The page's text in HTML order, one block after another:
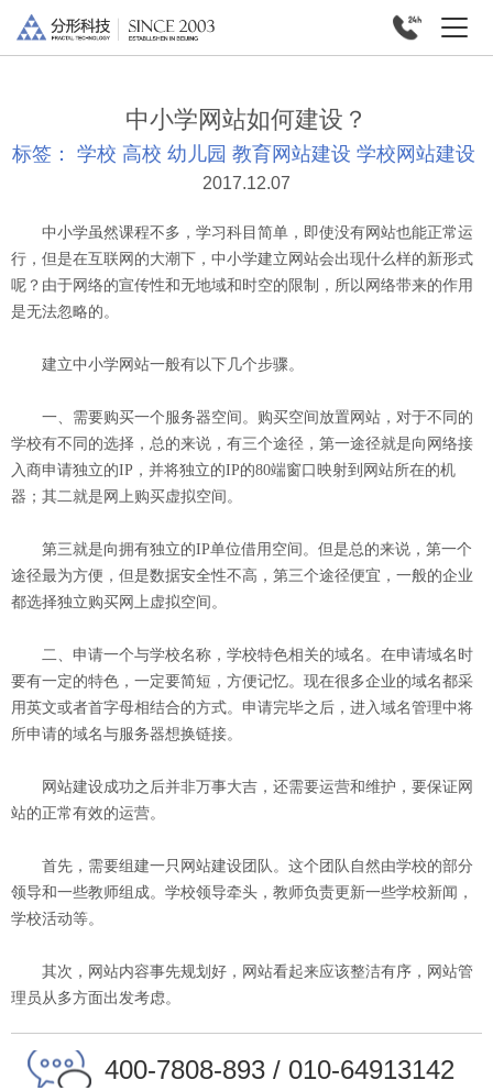
中小学网站如何建设？
标签： 学校 高校 幼儿园 教育网站建设 学校网站建设
2017.12.07
中小学虽然课程不多，学习科目简单，即使没有网站也能正常运
行，但是在互联网的大潮下，中小学建立网站会出现什么样的新形式
呢？由于网络的宣传性和无地域和时空的限制，所以网络带来的作用
是无法忽略的。
建立中小学网站一般有以下几个步骤。
一、需要购买一个服务器空间。购买空间放置网站，对于不同的
学校有不同的选择，总的来说，有三个途径，第一途径就是向网络接
入商申请独立的IP，并将独立的IP的80端窗口映射到网站所在的机
器；其二就是网上购买虚拟空间。
第三就是向拥有独立的IP单位借用空间。但是总的来说，第一个
途径最为方便，但是数据安全性不高，第三个途径便宜，一般的企业
都选择独立购买网上虚拟空间。
二、申请一个与学校名称，学校特色相关的域名。在申请域名时
要有一定的特色，一定要简短，方便记忆。现在很多企业的域名都采
用英文或者首字母相结合的方式。申请完毕之后，进入域名管理中将
所申请的域名与服务器想换链接。
网站建设成功之后并非万事大吉，还需要运营和维护，要保证网
站的正常有效的运营。
首先，需要组建一只网站建设团队。这个团队自然由学校的部分
领导和一些教师组成。学校领导牵头，教师负责更新一些学校新闻，
学校活动等。
其次，网站内容事先规划好，网站看起来应该整洁有序，网站管
理员从多方面出发考虑。
400-7808-893 / 010-64913142